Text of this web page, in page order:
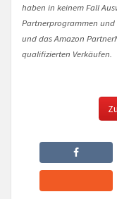
haben in keinem Fall
Partnerprogrammen
und das Amazon
qualifizierten Verkäufen.